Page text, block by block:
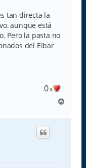
tan directa la
aunque está
Pero la pasta no
del Eibar
0x
r